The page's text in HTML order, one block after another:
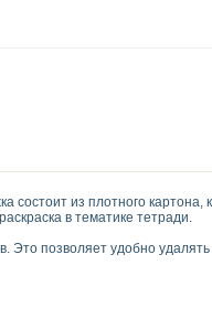
из плотного
в тематике тетради.
позволяет удобно